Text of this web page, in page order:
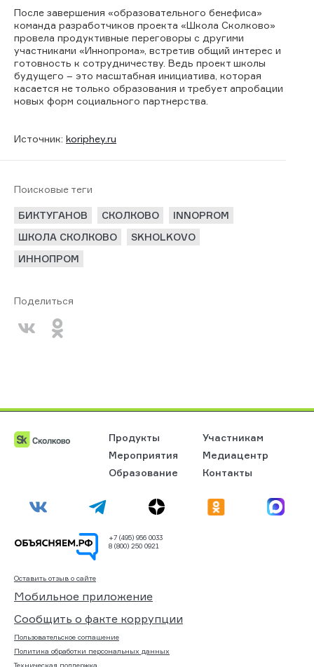
После завершения «образовательного бенефиса»
команда разработчиков проекта «Школа Сколково»
провела продуктивные переговоры с другими
участниками «Иннопрома», встретив общий интерес и
готовность к сотрудничеству. Ведь проект школы
будущего – это масштабная инициатива, которая
касается не только образования и требует апробации
новых форм социального партнерства.
Источник: koriphey.ru
Поисковые теги
БИКТУГАНОВ СКОЛКОВО
INNOPROM
ШКОЛА СКОЛКОВО
SKHOLKOVO
ИННОПРОМ
Поделиться
Продукты
Участникам
Мероприятия
Медиацентр
Образование
Контакты
+7 (495) 956 0033
8 (800) 250 0921
Оставить отзыв о сайте
Мобильное приложение
Сообщить о факте коррупции
Пользовательское соглашение
Политика обработки персональных данных
Техническая поддержка